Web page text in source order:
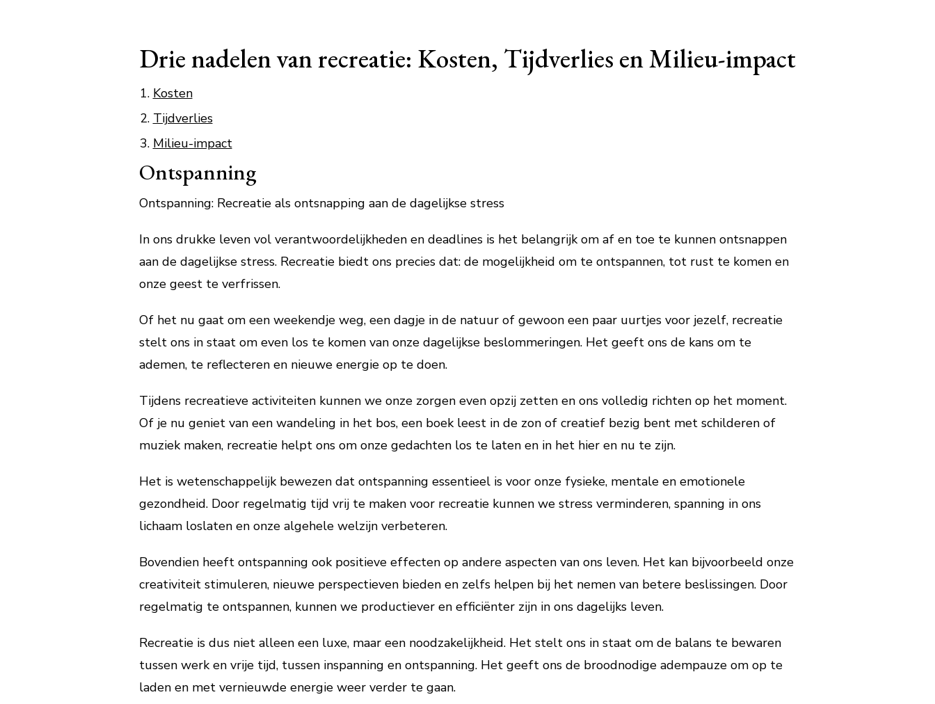
Drie nadelen van recreatie: Kosten, Tijdverlies en Milieu-impact
Kosten
Tijdverlies
Milieu-impact
Ontspanning
Ontspanning: Recreatie als ontsnapping aan de dagelijkse stress
In ons drukke leven vol verantwoordelijkheden en deadlines is het belangrijk om af en toe te kunnen ontsnappen
aan de dagelijkse stress. Recreatie biedt ons precies dat: de mogelijkheid om te ontspannen, tot rust te komen en
onze geest te verfrissen.
Of het nu gaat om een weekendje weg, een dagje in de natuur of gewoon een paar uurtjes voor jezelf, recreatie
stelt ons in staat om even los te komen van onze dagelijkse beslommeringen. Het geeft ons de kans om te
ademen, te reflecteren en nieuwe energie op te doen.
Tijdens recreatieve activiteiten kunnen we onze zorgen even opzij zetten en ons volledig richten op het moment.
Of je nu geniet van een wandeling in het bos, een boek leest in de zon of creatief bezig bent met schilderen of
muziek maken, recreatie helpt ons om onze gedachten los te laten en in het hier en nu te zijn.
Het is wetenschappelijk bewezen dat ontspanning essentieel is voor onze fysieke, mentale en emotionele
gezondheid. Door regelmatig tijd vrij te maken voor recreatie kunnen we stress verminderen, spanning in ons
lichaam loslaten en onze algehele welzijn verbeteren.
Bovendien heeft ontspanning ook positieve effecten op andere aspecten van ons leven. Het kan bijvoorbeeld onze
creativiteit stimuleren, nieuwe perspectieven bieden en zelfs helpen bij het nemen van betere beslissingen. Door
regelmatig te ontspannen, kunnen we productiever en efficiënter zijn in ons dagelijks leven.
Recreatie is dus niet alleen een luxe, maar een noodzakelijkheid. Het stelt ons in staat om de balans te bewaren
tussen werk en vrije tijd, tussen inspanning en ontspanning. Het geeft ons de broodnodige adempauze om op te
laden en met vernieuwde energie weer verder te gaan.